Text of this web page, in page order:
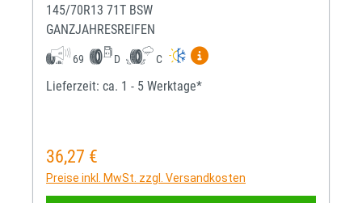
145/70R13 71T BSW
GANZJAHRESREIFEN
69 D C
Mehr Informationen zum
Lieferzeit: ca. 1 - 5 Werktage*
Regulärer Preis:
36,27 €
Preise inkl. MwSt. zzgl. Versandkosten